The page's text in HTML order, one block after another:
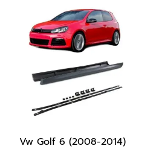
Vw Golf 6 (2008-2014)